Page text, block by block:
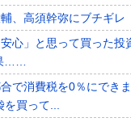
、高須幹弥にブチギレ
心」と思って買った投
……
で消費税を0％にできま
買って...